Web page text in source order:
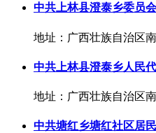
中共上林县澄泰乡委员会
地址：广西壮族自治区
中共上林县澄泰乡人民
地址：广西壮族自治区
中共塘红乡塘红社区居